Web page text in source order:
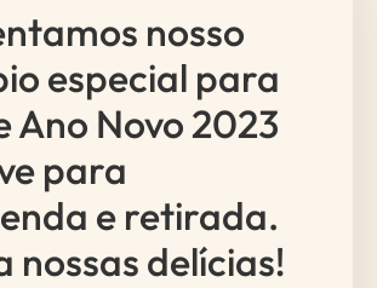
nosso
especial para
Ano Novo 2023
para
e retirada.
nossas delícias!